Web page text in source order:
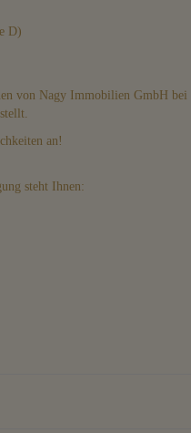
D)
von Nagy Immobilien GmbH
an!
steht Ihnen: